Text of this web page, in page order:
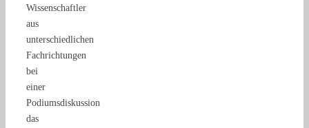
Wissenschaftler
aus
unterschiedlichen
Fachrichtungen
bei
einer
Podiumsdiskussion
das